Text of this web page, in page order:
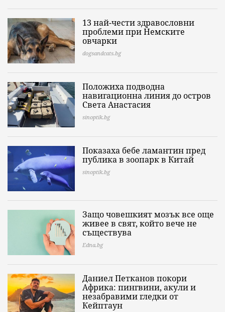
13 най-чести здравословни
проблеми при Немските
овчарки
dogsandcats.bg
Положиха подводна
навигационна линия до остров
Света Анастасия
sinoptik.bg
Показаха бебе ламантин пред
публика в зоопарк в Китай
sinoptik.bg
Защо човешкият мозък все още
живее в свят, който вече не
съществува
Edna.bg
Даниел Петканов покори
Африка: пингвини, акули и
незабравими гледки от
Кейптаун